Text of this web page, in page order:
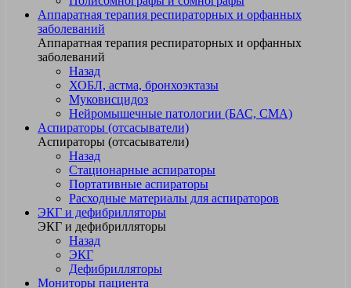
Аппаратная терапия респираторных и орфанных
заболеваний
Аппаратная терапия респираторных и орфанных
заболеваний
Назад
ХОБЛ, астма, бронхоэктазы
Муковисцидоз
Нейромышечные патологии (БАС, СМА)
Аспираторы (отсасыватели)
Аспираторы (отсасыватели)
Назад
Стационарные аспираторы
Портативные аспираторы
Расходные материалы для аспираторов
ЭКГ и дефибрилляторы
ЭКГ и дефибрилляторы
Назад
ЭКГ
Дефибрилляторы
Мониторы пациента